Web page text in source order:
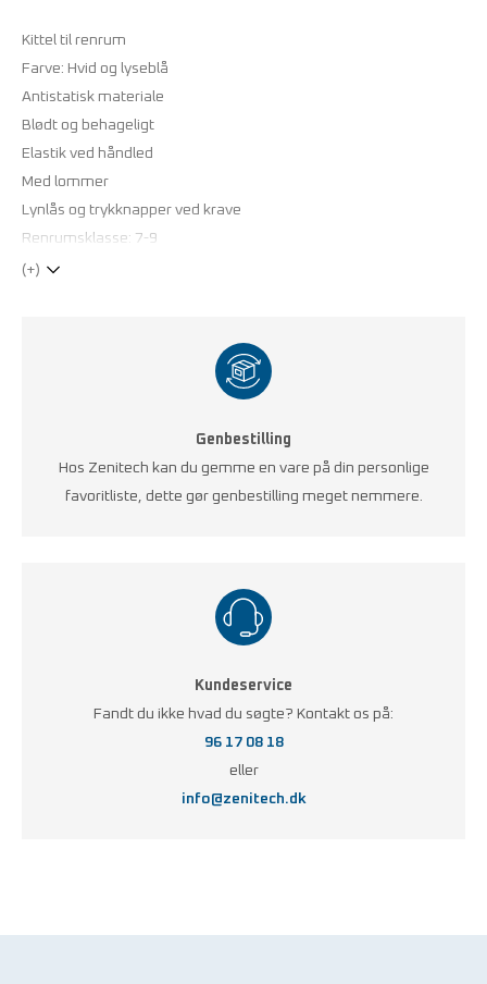
Kittel til renrum
Farve: Hvid og lyseblå
Antistatisk materiale
Blødt og behageligt
Elastik ved håndled
Med lommer
Lynlås og trykknapper ved krave
Renrumsklasse: 7-9
(+)
Genbestilling
Hos Zenitech kan du gemme en vare på din personlige
favoritliste, dette gør genbestilling meget nemmere.
Kundeservice
Fandt du ikke hvad du søgte? Kontakt os på:
96 17 08 18
eller
info@zenitech.dk